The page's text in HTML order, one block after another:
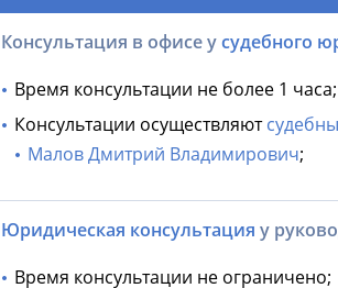
Консультация в офисе усудебного
Время консультации не более 1 часа;
Консультации осуществляют
Малов Дмитрий Владимирович;
Юридическая консультация у
Время консультации не ограничено;